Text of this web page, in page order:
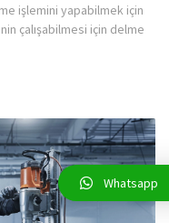
işlemini yapabilmek için
çalışabilmesi için delme
Whatsapp